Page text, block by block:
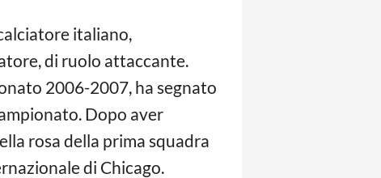
italiano,
di ruolo attaccante.
2006-2007, ha segnato
Dopo aver
rosa della prima squadra
di Chicago.